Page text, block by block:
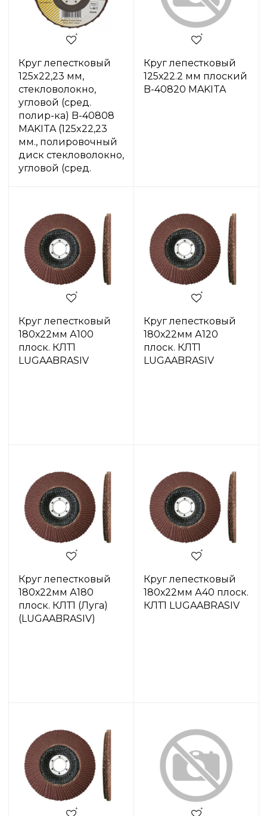
Круг лепестковый
125x22,23 мм,
стекловолокно,
угловой (сред.
полир-ка) B-40808
MAKITA (125x22,23
мм., полировочный
диск стекловолокно,
угловой (сред.
Круг лепестковый
125х22.2 мм плоский
B-40820 MAKITA
Круг лепестковый
180х22мм А100
плоск. КЛТ1
LUGAABRASIV
Круг лепестковый
180х22мм А120
плоск. КЛТ1
LUGAABRASIV
Круг лепестковый
180х22мм А180
плоск. КЛТ1 (Луга)
(LUGAABRASIV)
Круг лепестковый
180х22мм А40 плоск.
КЛТ1 LUGAABRASIV